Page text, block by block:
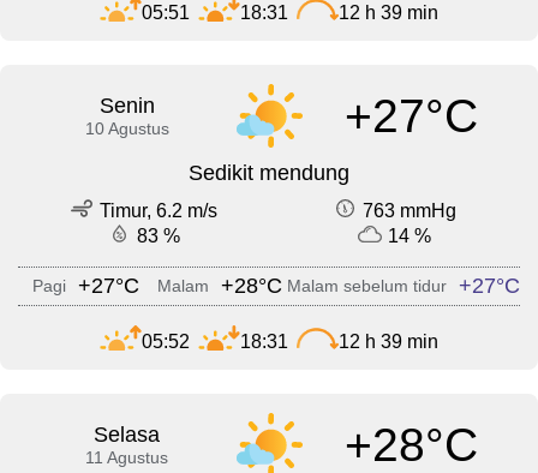
05:51 18:31 12 h 39 min
Senin
10 Agustus +27°C
Sedikit mendung
Timur, 6.2 m/s
763 mmHg
83 %
14 %
Pagi +27°C Malam +28°C Malam sebelum tidur +27°C
05:52 18:31 12 h 39 min
Selasa
11 Agustus +28°C